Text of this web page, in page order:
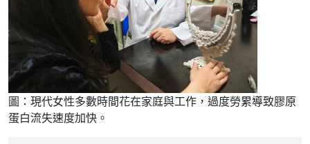
圖：現代女性多數時間花在家庭與工作，過度勞累導致膠原
蛋白流失速度加快。